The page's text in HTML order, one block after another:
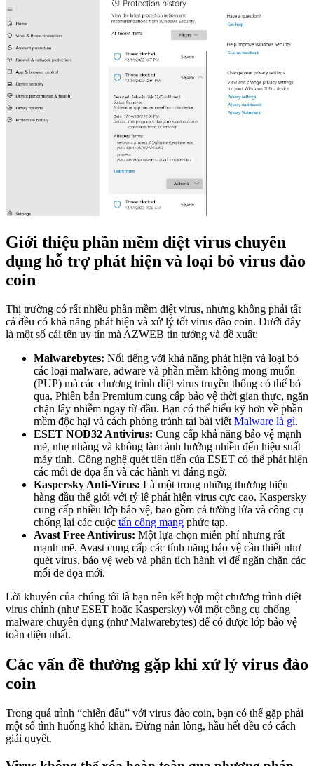
Giới thiệu phần mềm diệt virus chuyên
dụng hỗ trợ phát hiện và loại bỏ virus đào
coin
Thị trường có rất nhiều phần mềm diệt virus, nhưng không phải tất
cả đều có khả năng phát hiện và xử lý tốt virus đào coin. Dưới đây
là một số cái tên uy tín mà AZWEB tin tưởng và đề xuất:
Malwarebytes: Nổi tiếng với khả năng phát hiện và loại bỏ
các loại malware, adware và phần mềm không mong muốn
(PUP) mà các chương trình diệt virus truyền thống có thể bỏ
qua. Phiên bản Premium cung cấp bảo vệ thời gian thực, ngăn
chặn lây nhiễm ngay từ đầu. Bạn có thể hiểu kỹ hơn về phần
mềm độc hại và cách phòng tránh tại bài viếtMalware là gì.
ESET NOD32 Antivirus: Cung cấp khả năng bảo vệ mạnh
mẽ, nhẹ nhàng và không làm ảnh hưởng nhiều đến hiệu suất
máy tính. Công nghệ quét tiên tiến của ESET có thể phát hiện
các mối đe dọa ẩn và các hành vi đáng ngờ.
Kaspersky Anti-Virus: Là một trong những thương hiệu
hàng đầu thế giới với tỷ lệ phát hiện virus cực cao. Kaspersky
cung cấp nhiều lớp bảo vệ, bao gồm cả tường lửa và công cụ
chống lại các cuộc tấn công mạng phức tạp.
Avast Free Antivirus: Một lựa chọn miễn phí nhưng rất
mạnh mẽ. Avast cung cấp các tính năng bảo vệ cần thiết như
quét virus, bảo vệ web và phân tích hành vi để ngăn chặn các
mối đe dọa mới.
Lời khuyên của chúng tôi là bạn nên kết hợp một chương trình diệt
virus chính (như ESET hoặc Kaspersky) với một công cụ chống
malware chuyên dụng (như Malwarebytes) để có được lớp bảo vệ
toàn diện nhất.
Các vấn đề thường gặp khi xử lý virus đào
coin
Trong quá trình “chiến đấu” với virus đào coin, bạn có thể gặp phải
một số tình huống khó khăn. Đừng nản lòng, hầu hết đều có cách
giải quyết.